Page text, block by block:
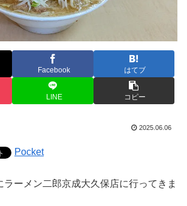
Facebook はてブ
LINE コピー
2025.06.06
Pocket
ラーメン二郎京成大久保店に行ってきま